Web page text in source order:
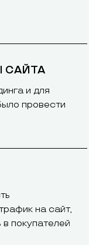
САЙТА
и для
провести
на сайт,
покупателей